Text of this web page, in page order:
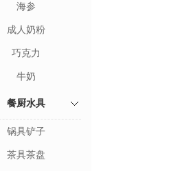
海参
成人奶粉
巧克力
牛奶
餐厨水具
锅具铲子
茶具茶盘